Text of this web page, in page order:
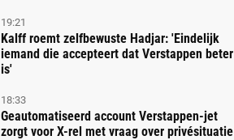
19:21
Kalff roemt zelfbewuste Hadjar: 'Eindelijk
iemand die accepteert dat Verstappen beter
is'
18:33
Geautomatiseerd account Verstappen-jet
zorgt voor X-rel met vraag over privésituatie